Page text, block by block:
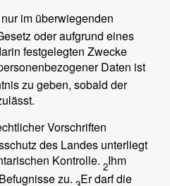
im überwiegenden
oder aufgrund eines
festgelegten Zwecke
Daten ist
zu geben, sobald der
Vorschriften
des Landes unterliegt
Kontrolle. 2Ihm
zu. Er darf die